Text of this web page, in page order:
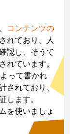
、 コンテンツの
れており、人
認し、そうで
れています。
って書かれ
されており、
します。
を使いましょ